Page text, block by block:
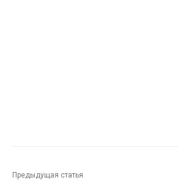
Предыдущая статья